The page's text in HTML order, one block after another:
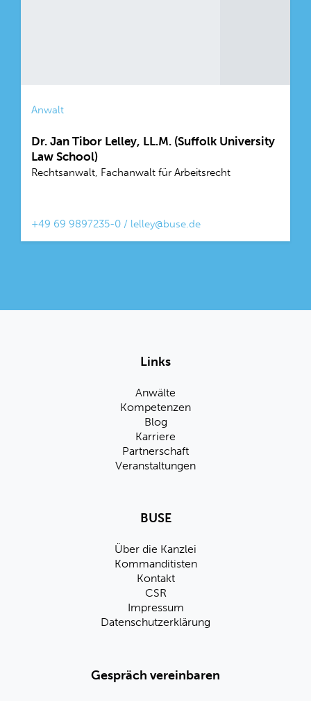
Anwalt
Dr. Jan Tibor Lelley, LL.M. (Suffolk University
Law School)
Rechtsanwalt, Fachanwalt für Arbeitsrecht
+49 69 9897235-0 / lelley@buse.de
Links
Anwälte
Kompetenzen
Blog
Karriere
Partnerschaft
Veranstaltungen
BUSE
Über die Kanzlei
Kommanditisten
Kontakt
CSR
Impressum
Datenschutzerklärung
Gespräch vereinbaren